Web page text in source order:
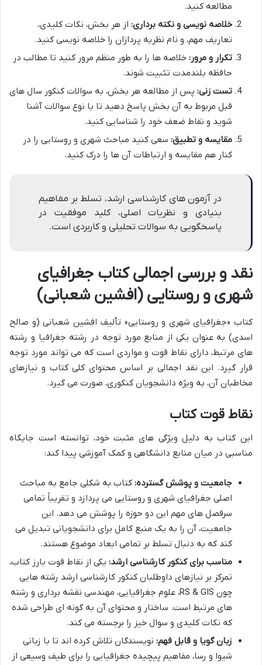
مطالعه کنید.
خلاصه نویسی و نکته برداری: از هر بخش، نکات کلیدی،
تعاریف مهم، و نام نظریه پردازان را خلاصه نویسی کنید.
تکرار و مرور: خلاصه ها را به طور منظم مرور کنید تا مطالب در
حافظه بلندمدت تثبیت شوند.
تست زنی: پس از مطالعه هر بخش، به سوالات کنکور سال های
قبل مربوط به آن بخش پاسخ دهید تا با نوع سوالات آشنا
شوید و نقاط ضعف خود را شناسایی کنید.
مقایسه و تطبیق: سعی کنید مباحث شهری و روستایی را در
کنار هم مقایسه و ارتباطات آن ها را درک کنید.
در آزمون های کارشناسی ارشد، تسلط بر مفاهیم
بنیادی و نظریات اصلی، کلید موفقیت در
پاسخگویی به سوالات تحلیلی و کاربردی است.
نقد و بررسی اجمالی کتاب جغرافیای
شهری و روستایی (افشین شعبانی)
کتاب «جغرافیای شهری و روستایی» تألیف افشین شعبانی (و صالح
اسدی) به عنوان یکی از منابع مورد توجه در رشته جغرافیا و رشته
های مرتبط، دارای نقاط قوت و مواردی است که می تواند مورد توجه
قرار گیرد. این نقد اجمالی بر اساس محتوای کلی کتاب و نیازهای
مخاطبان آن، به ویژه دانشجویان کنکوری، صورت می گیرد.
نقاط قوت کتاب
این کتاب به دلیل ویژگی های مثبت خود، توانسته است جایگاه
مناسبی در میان منابع دانشگاهی و کمک آموزشی پیدا کند:
جامعیت و پوشش گسترده: کتاب به شکلی جامع به مباحث
اصلی جغرافیای شهری و روستایی می پردازد و تقریباً تمامی
سرفصل های مهم این دو حوزه را پوشش می دهد. این
جامعیت، آن را به یک منبع کامل برای دانشجویانی تبدیل می
کند که به دنبال تسلط بر تمامی ابعاد موضوع هستند.
مناسب برای کنکور کارشناسی ارشد: یکی از نقاط قوت بارز کتاب،
تمرکز بر نیازهای داوطلبان کنکور کارشناسی ارشد رشته هایی
چون RS & GIS، علوم جغرافیایی، مهندسی نقشه برداری و رشته
های مرتبط است. ساختار و محتوای آن به گونه ای طراحی شده
که نکات کلیدی و سوال خیز را برجسته می کند.
زبان گویا و قابل فهم: نویسندگان تلاش کرده اند تا با زبانی
شیوا و رسا، مفاهیم پیچیده جغرافیایی را برای طیف وسیعی از